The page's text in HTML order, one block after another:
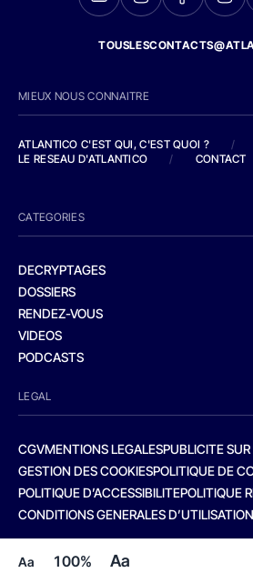
Aa 100% Aa
MIEUX NOUS CONNAITRE
ATLANTICO C'EST QUI, C'EST QUOI ?
/
LE RESEAU D'ATLANTICO
/ CONTACT
CATEGORIES
DECRYPTAGES
DOSSIERS
RENDEZ-VOUS
VIDEOS
PODCASTS
LEGAL
CGVMENTIONS LEGALESPUBLICITE
GESTION DES COOKIESPOLITIQUE DE
POLITIQUE D’ACCESSIBILITEPOLITIQUE
CONDITIONS GENERALES D’UTILISATION